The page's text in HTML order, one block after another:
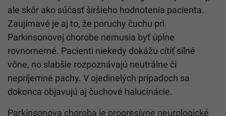
ale skôr ako súčasť širšieho hodnotenia pacienta.
Zaujímavé je aj to, že poruchy čuchu pri
Parkinsonovej chorobe nemusia byť úplne
rovnomerné. Pacienti niekedy dokážu cítiť silné
vône, no slabšie rozpoznávajú neutrálne či
nepríjemné pachy. V ojedinelých prípadoch sa
dokonca objavujú aj čuchové halucinácie.
Parkinsonova choroba je progresívne neurologické